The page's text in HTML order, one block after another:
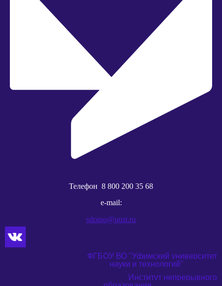
Телефон 8 800 200 35 68
e-mail:
sdoino@uust.ru
ФГБОУ ВО "Уфимский университет
науки и технологий"
Институт непрерывного